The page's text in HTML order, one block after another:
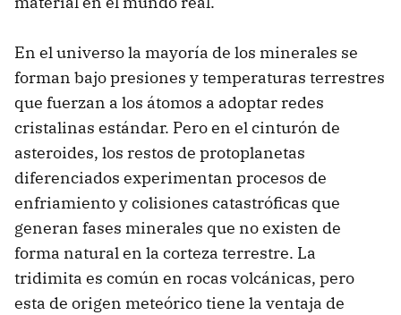
En el universo la mayoría de los minerales se
forman bajo presiones y temperaturas terrestres
que fuerzan a los átomos a adoptar redes
cristalinas estándar. Pero en el cinturón de
asteroides, los restos de protoplanetas
diferenciados experimentan procesos de
enfriamiento y colisiones catastróficas que
generan fases minerales que no existen de
forma natural en la corteza terrestre. La
tridimita es común en rocas volcánicas, pero
esta de origen meteórico tiene la ventaja de